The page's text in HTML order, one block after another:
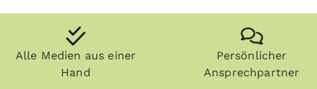
Alle Medien aus einer
Hand
Persönlicher
Ansprechpartner